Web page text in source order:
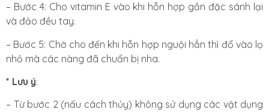
– Bước 4: Cho vitamin E vào khi hỗn hợp gần đặc sánh lại
và đảo đều tay.
– Bước 5: Chờ cho đến khi hỗn hợp nguội hẳn thì đổ vào lọ
nhỏ mà các nàng đã chuẩn bị nha.
* Lưu ý:
– Từ bước 2 (nấu cách thủy) không sử dụng các vật dụng